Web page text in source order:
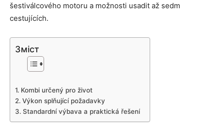
šestiválcového motoru a možnosti usadit až sedm
cestujících.
Зміст
Kombi určený pro život
Výkon splňující požadavky
Standardní výbava a praktická řešení